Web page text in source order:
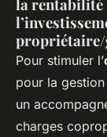
la rentabilité
Pour stimuler l’
pour la
un
charges